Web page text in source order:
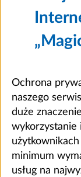
Ochrona
naszego
duże
wykorzystanie
minimum
usług na